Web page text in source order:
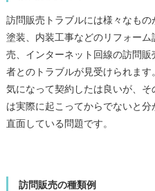
訪問販売トラブルには様々なもの
塗装、内装工事などのリフォー
売、インターネット回線の訪問
者とのトラブルが見受けられま
気になって契約したは良いが、
は実際に起こってからでないと
直面している問題です。
訪問販売の種類例